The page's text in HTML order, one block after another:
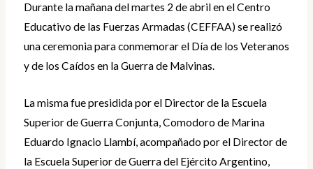
Durante la mañana del martes 2 de abril en el Centro
Educativo de las Fuerzas Armadas (CEFFAA) se realizó
una ceremonia para conmemorar el Día de los Veteranos
y de los Caídos en la Guerra de Malvinas.
La misma fue presidida por el Director de la Escuela
Superior de Guerra Conjunta, Comodoro de Marina
Eduardo Ignacio Llambí, acompañado por el Director de
la Escuela Superior de Guerra del Ejército Argentino,